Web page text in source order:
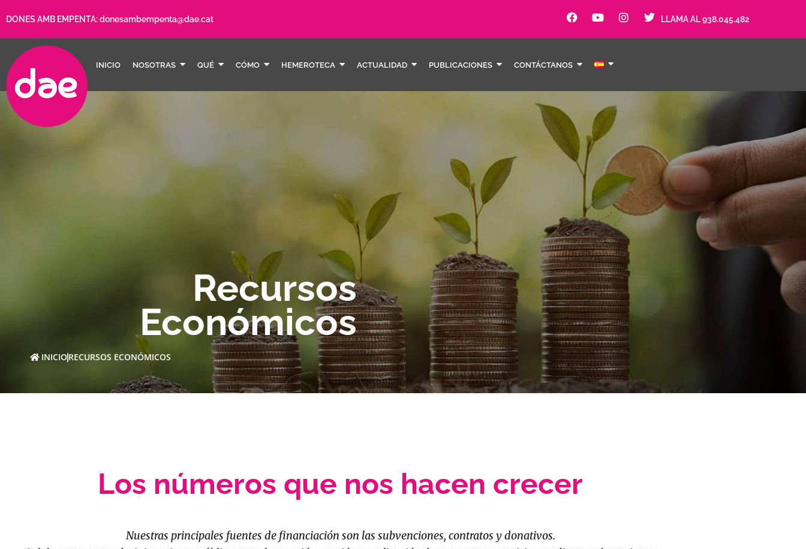
DONES AMB EMPENTA:donesambempenta@dae.cat LLAMA AL 938.045.482
INICIO NOSOTRAS QUÉ CÓMO HEMEROTECA ACTUALIDAD PUBLICACIONES CONTÁCTANOS
Recursos
Económicos
INICIORECURSOS ECONÓMICOS
Los números que nos hacen crecer
Nuestras principales fuentes de financiación son las subvenciones, contratos y donativos.